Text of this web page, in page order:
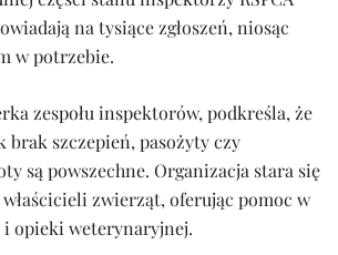
na tysiące zgłoszeń, niosąc
w potrzebie.
zespołu inspektorów, podkreśla, że
brak szczepień, pasożyty czy
są powszechne. Organizacja stara się
zwierząt, oferując pomoc w
opieki weterynaryjnej.